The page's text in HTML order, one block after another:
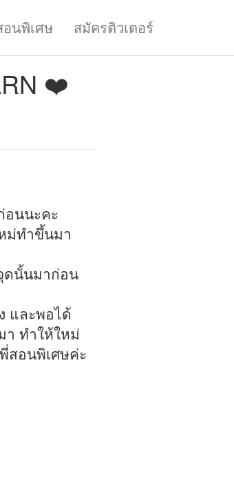
อนพิเศษ สมัครติวเตอร์
❤️
อนนะคะ
ม่ทำขึ้นมา
ดนั้นมาก่อน
และพอได้
ทำให้ใหม่
สอนพิเศษค่ะ